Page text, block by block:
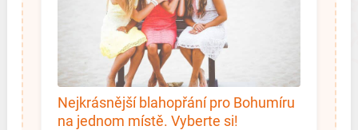
Nejkrásnější blahopřání pro Bohumíru
na jednom místě. Vyberte si!